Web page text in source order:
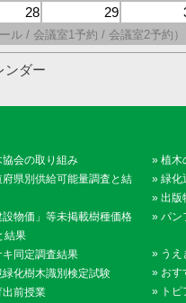
28 29
ル / 会議室1予約 / 会議室2予約）
ンダー
協会の取り組み
府県別供給可能量調査と結
設物価」等未掲載樹種価格
結果
キ同定調査結果
緑化樹木識別検定試験
出前授業
» 植木
» 緑化
» 出版
» パン
» うえ
» おす
» ト